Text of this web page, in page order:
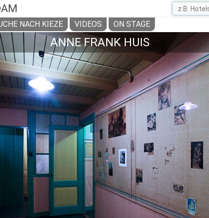
NACH KIEZE VIDEOS ON STAGE
ANNE FRANK HUIS